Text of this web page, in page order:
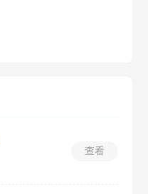
查看